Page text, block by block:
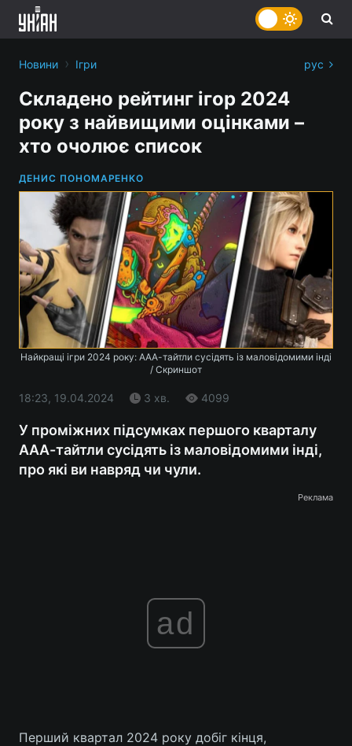
Новини › Ігри рус
Складено рейтинг ігор 2024
року з найвищими оцінками –
хто очолює список
ДЕНИС ПОНОМАРЕНКО
Найкращі ігри 2024 року: ААА-тайтли сусідять із маловідомими інді
/ Скриншот
18:23, 19.04.2024 3 хв. 4099
У проміжних підсумках першого кварталу
ААА-тайтли cусідять із маловідомими інді,
про які ви навряд чи чули.
Реклама
ad
Перший квартал 2024 року добіг кінця,